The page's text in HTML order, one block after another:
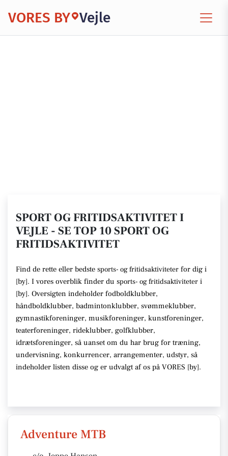
VORES BY Vejle
SPORT OG FRITIDSAKTIVITET I
VEJLE - SE TOP 10 SPORT OG
FRITIDSAKTIVITET
Find de rette eller bedste sports- og fritidsaktiviteter for dig i
[by]. I vores overblik finder du sports- og fritidsaktiviteter i
[by]. Oversigten indeholder fodboldklubber,
håndboldklubber, badmintonklubber, svømmeklubber,
gymnastikforeninger, musikforeninger, kunstforeninger,
teaterforeninger, rideklubber, golfklubber,
idrætsforeninger, så uanset om du har brug for træning,
undervisning, konkurrencer, arrangementer, udstyr, så
indeholder listen disse og er udvalgt af os på VORES [by].
Adventure MTB